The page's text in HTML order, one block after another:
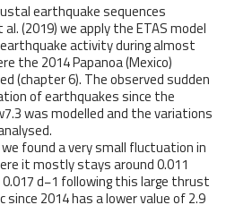
earthquake sequences
(2019) we apply the ETAS model
activity during almost
the 2014 Papanoa (Mexico)
(chapter 6). The observed sudden
of earthquakes since the
was modelled and the variations
we found a very small fluctuation in
it mostly stays around 0.011
d−1 following this large thrust
2014 has a lower value of 2.9